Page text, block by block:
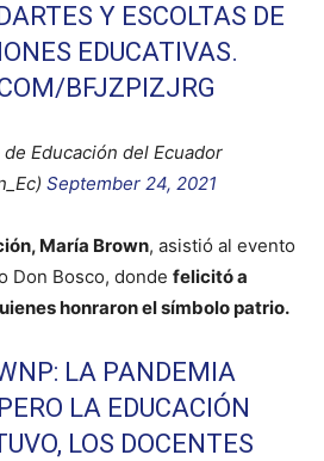
Y ESCOLTAS DE
EDUCATIVAS.
BFJZPIZJRG
Educación del Ecuador
September 24, 2021
María Brown, asistió al evento
Don Bosco, donde felicitó a
honraron el símbolo patrio.
: LA PANDEMIA
LA EDUCACIÓN
LOS DOCENTES